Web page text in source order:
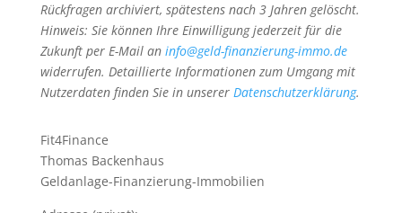
Rückfragen archiviert, spätestens nach 3 Jahren gelöscht.
Hinweis: Sie können Ihre Einwilligung jederzeit für die
Zukunft per E-Mail an info@geld-finanzierung-immo.de
widerrufen. Detaillierte Informationen zum Umgang mit
Nutzerdaten finden Sie in unserer Datenschutzerklärung.
Fit4Finance
Thomas Backenhaus
Geldanlage-Finanzierung-Immobilien